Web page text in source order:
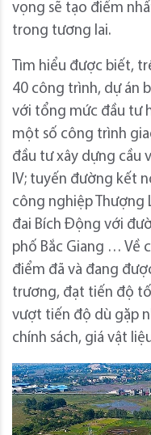
vọng sẽ tạo điểm
trong tương lai.
Tìm hiểu được biết,
40 công trình, dự án
với tổng mức đầu tư
một số công trình
đầu tư xây dựng cầu
IV; tuyến đường kết
công nghiệp Thượng
đai Bích Động với
phố Bắc Giang … Về
điểm đã và đang
trương, đạt tiến độ
vượt tiến độ dù gặp
chính sách, giá vật